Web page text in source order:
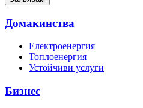
Домакинства
Електроенергия
Топлоенергия
Устойчиви услуги
Бизнес